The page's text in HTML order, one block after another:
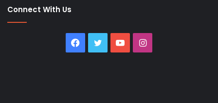
Connect With Us
Facebook
Twitter YouTubeInstagram